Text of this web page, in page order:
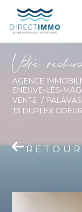
Vore rece
AGENCE
ENEUVE-LÈS-
VENTE
T3 DUPLEX